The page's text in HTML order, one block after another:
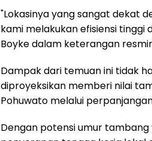
"Lokasinya yang sangat dekat
kami melakukan efisiensi
Boyke dalam keterangan
Dampak dari temuan ini tidak
diproyeksikan memberi nilai
Pohuwato melalui
Dengan potensi umur